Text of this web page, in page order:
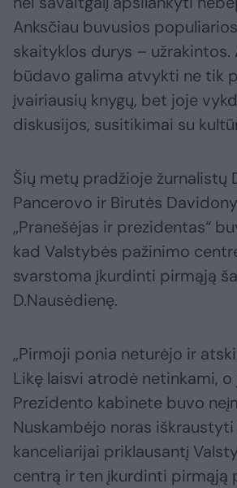
Anksčiau buvusios
skaityklos durys – užrakintos.
būdavo galima atvykti ne tik
įvairiausių knygų, bet joje
diskusijos, susitikimai su
Šių metų pradžioje žurnalistų
Pancerovo ir Birutės
„Pranešėjas ir prezidentas“
kad Valstybės pažinimo
svarstoma įkurdinti pirmąją
D.Nausėdienę.
„Pirmoji ponia neturėjo ir
Likę laisvi atrodė netinkami,
Prezidento kabinete buvo
Nuskambėjo noras
kanceliarijai priklausantį
centrą ir ten įkurdinti pirmąją